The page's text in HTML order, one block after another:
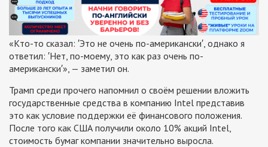
«Кто-то сказал: ′Это не очень по-американски′, однако я
ответил: ′Нет, по-моему, это как раз очень по-
американски′», — заметил он.
Трамп среди прочего напомнил о своём решении вложить
государственные средства в компанию Intel представив
это как условие поддержки её финансового положения.
После того как США получили около 10% акций Intel,
стоимость бумаг компании значительно выросла.